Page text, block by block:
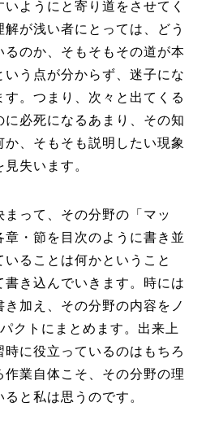
ようにと寄り道をさせてく
が浅い者にとっては、どう
るのか、そもそもその道が本
う点が分からず、迷子にな
。つまり、次々と出てくる
必死になるあまり、その知
、そもそも説明したい現象
失います。
って、その分野の「マッ
・節を目次のように書き並
ることは何かということ
書き込んでいきます。時には
加え、その分野の内容をノ
クトにまとめます。出来上
に役立っているのはもちろ
作業自体こそ、その分野の理
と私は思うのです。